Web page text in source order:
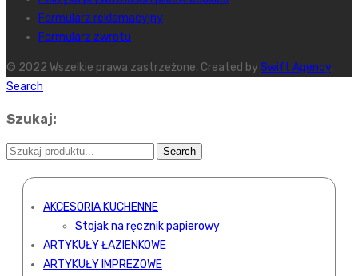
Formularz reklamacyjny
Formularz zwrotu
© 2022 Wszelkie prawa zastrzeżone. Created by Swift Agency.
Search
Szukaj:
AKCESORIA KUCHENNE
Stojak na ręcznik papierowy
ARTYKUŁY ŁAZIENKOWE
ARTYKUŁY IMPREZOWE